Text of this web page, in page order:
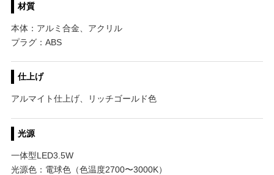
材質
本体：アルミ合金、アクリル
プラグ：ABS
仕上げ
アルマイト仕上げ、リッチゴールド色
光源
一体型LED3.5W
光源色：電球色（色温度2700〜3000K）